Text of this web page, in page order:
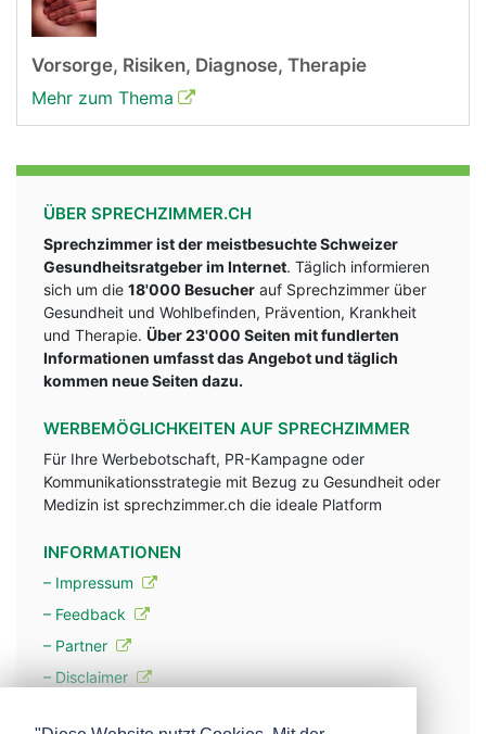
Vorsorge, Risiken, Diagnose, Therapie
Mehr zum Thema
ÜBER SPRECHZIMMER.CH
Sprechzimmer ist der meistbesuchte Schweizer
Gesundheitsratgeber im Internet. Täglich informieren
sich um die 18'000 Besucher auf Sprechzimmer über
Gesundheit und Wohlbefinden, Prävention, Krankheit
und Therapie. Über 23'000 Seiten mit fundlerten
Informationen umfasst das Angebot und täglich
kommen neue Seiten dazu.
WERBEMÖGLICHKEITEN AUF SPRECHZIMMER
Für Ihre Werbebotschaft, PR-Kampagne oder
Kommunikationsstrategie mit Bezug zu Gesundheit oder
Medizin ist sprechzimmer.ch die ideale Platform
INFORMATIONEN
– Impressum
– Feedback
– Partner
– Disclaimer